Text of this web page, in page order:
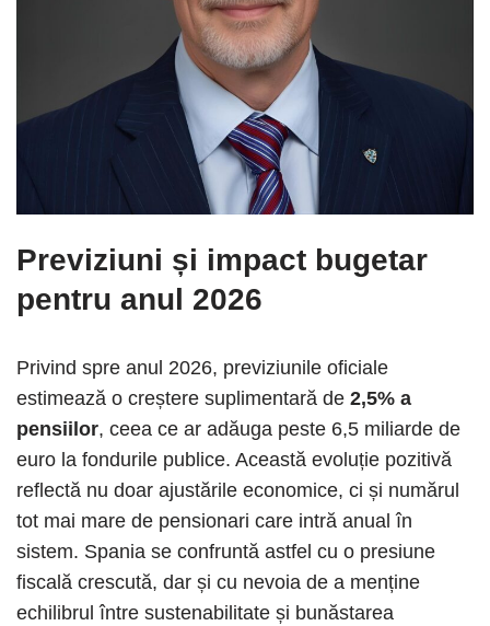
Previziuni și impact bugetar
pentru anul 2026
Privind spre anul 2026, previziunile oficiale
estimează o creștere suplimentară de 2,5% a
pensiilor, ceea ce ar adăuga peste 6,5 miliarde de
euro la fondurile publice. Această evoluție pozitivă
reflectă nu doar ajustările economice, ci și numărul
tot mai mare de pensionari care intră anual în
sistem. Spania se confruntă astfel cu o presiune
fiscală crescută, dar și cu nevoia de a menține
echilibrul între sustenabilitate și bunăstarea